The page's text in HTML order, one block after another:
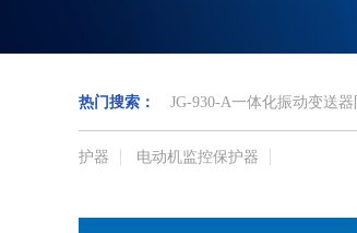
热门搜索： JG-930-A一体化振动变送器
护器 电动机监控保护器